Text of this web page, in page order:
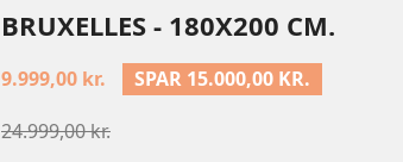
BRUXELLES - 180X200 CM.
9.999,00 kr.
SPAR 15.000,00 KR.
24.999,00 kr.